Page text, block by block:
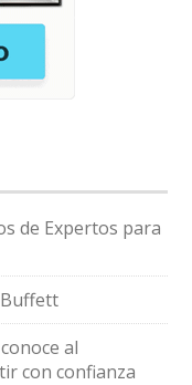
de Expertos para
al
con confianza